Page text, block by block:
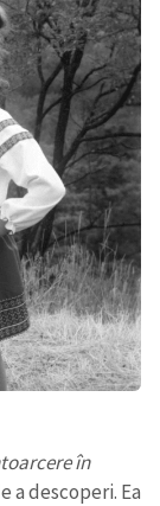
în
descoperi. Ea